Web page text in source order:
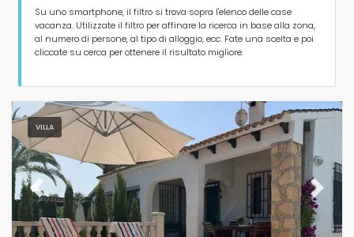
Persone
Camere da letto
Bagni
Su uno smartphone, il filtro si trova sopra l'elenco delle case
vacanza. Utilizzate il filtro per affinare la ricerca in base alla zona,
al numero di persone, al tipo di alloggio, ecc. Fate una scelta e poi
cliccate su cerca per ottenere il risultato migliore.
VILLA
Previous Next